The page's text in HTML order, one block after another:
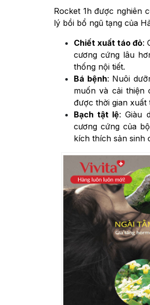
Rocket 1h được nghiên
lý bồi bổ ngũ tạng của
Chiết xuất táo đỏ:
cương cứng lâu
thống nội tiết.
Bá bệnh: Nuôi
muốn và cải thiện
được thời gian xuất
Bạch tật lệ: Giàu
cương cứng của
kích thích sản sinh